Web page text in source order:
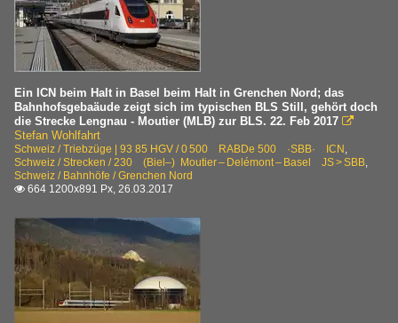
Ein ICN beim Halt in Basel beim Halt in Grenchen Nord; das
Bahnhofsgebaäude zeigt sich im typischen BLS Still, gehört doch
die Strecke Lengnau - Moutier (MLB) zur BLS. 22. Feb 2017 
Stefan Wohlfahrt
Schweiz / Triebzüge | 93 85 HGV / 0 500 RABDe 500 ·SBB· ICN
Schweiz / Strecken / 230 (Biel–) Moutier – Delémont – Basel JS > SBB
Schweiz / Bahnhöfe / Grenchen Nord
 664 1200x891 Px, 26.03.2017